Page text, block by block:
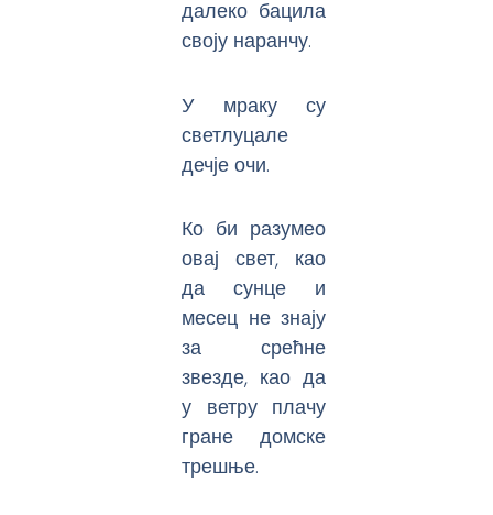
далеко бацила
своју наранчу.
У мраку су
светлуцале
дечје очи.
Ко би разумео
овај свет, као
да сунце и
месец не знају
за срећне
звезде, као да
у ветру плачу
гране домске
трешње.